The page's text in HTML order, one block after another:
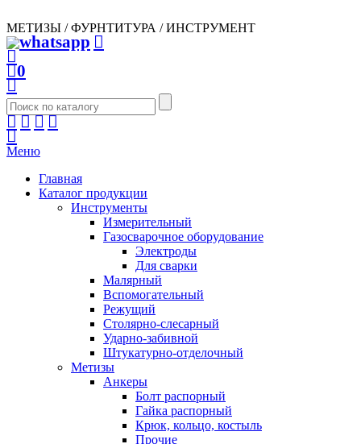
МЕТИЗЫ / ФУРНТИТУРА / ИНСТРУМЕНТ
0
Меню
Главная
Каталог продукции
Инструменты
Измерительный
Газосварочное оборудование
Электроды
Для сварки
Малярный
Вспомогательный
Режущий
Столярно-слесарный
Ударно-забивной
Штукатурно-отделочный
Метизы
Анкеры
Болт распорный
Гайка распорный
Крюк, кольцо, костыль
Прочие